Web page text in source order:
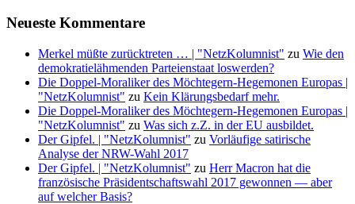
Neueste Kommentare
Merkel müßte zurücktreten … | "NetzKolumnist" zu Wie den
demokratielähmenden Parteienstaat loswerden?
Die Doppel-Moraliker des Möchtegern-Hegemonen Europas |
"NetzKolumnist" zu Kein Klärungsbedarf mehr.
Die Doppel-Moraliker des Möchtegern-Hegemonen Europas |
"NetzKolumnist" zu Was sich z.Z. in der EU ausbildet.
Der Gipfel. | "NetzKolumnist" zu Vorläufige satirische
Analyse der NRW-Wahl 2017
Der Gipfel. | "NetzKolumnist" zu Herr Macron hat die
französische Präsidentschaftswahl 2017 gewonnen — aber
auf welcher Basis?